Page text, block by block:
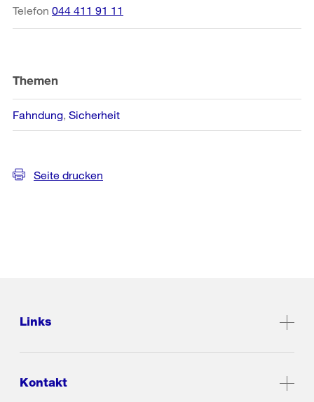
Telefon 044 411 91 11
Themen
Fahndung Sicherheit
Seite drucken
Links
Kontakt